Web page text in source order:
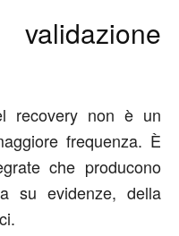
validazione
recovery non è un
frequenza. È
che producono
su evidenze, della